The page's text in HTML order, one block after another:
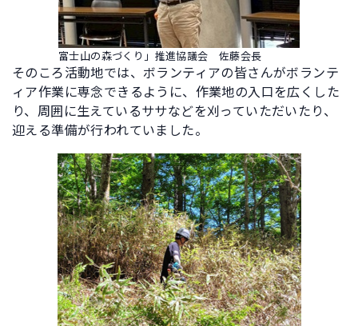
富士山の森づくり」推進協議会 佐藤会長
そのころ活動地では、ボランティアの皆さんがボランテ
ィア作業に専念できるように、作業地の入口を広くした
り、周囲に生えているササなどを刈っていただいたり、
迎える準備が行われていました。